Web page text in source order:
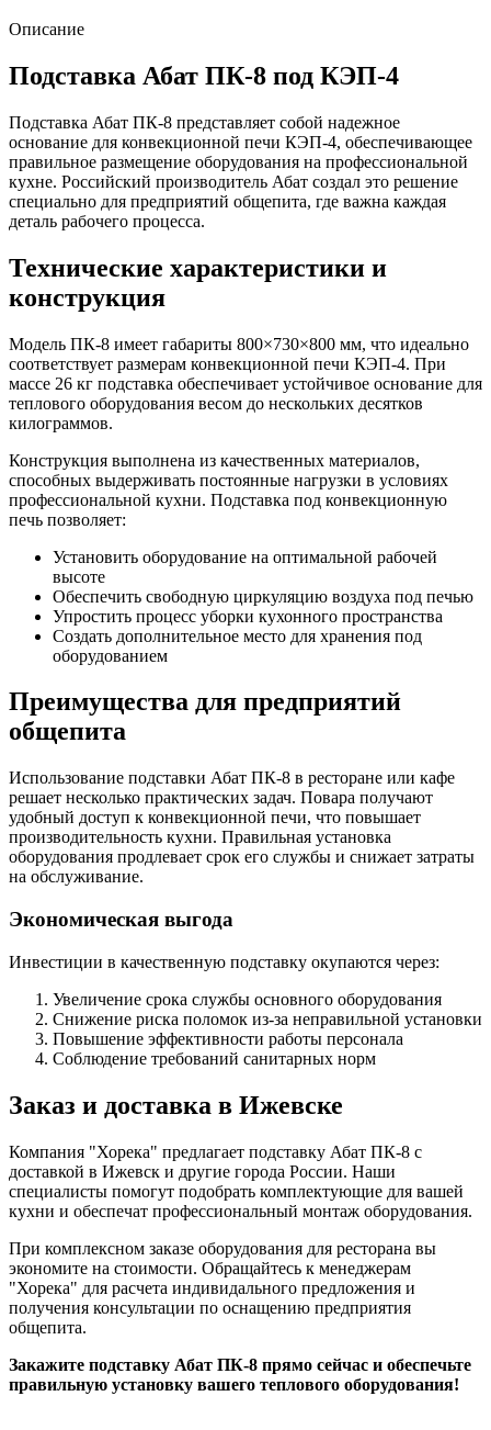
Описание
Подставка Абат ПК-8 под КЭП-4
Подставка Абат ПК-8 представляет собой надежное
основание для конвекционной печи КЭП-4, обеспечивающее
правильное размещение оборудования на профессиональной
кухне. Российский производитель Абат создал это решение
специально для предприятий общепита, где важна каждая
деталь рабочего процесса.
Технические характеристики и
конструкция
Модель ПК-8 имеет габариты 800×730×800 мм, что идеально
соответствует размерам конвекционной печи КЭП-4. При
массе 26 кг подставка обеспечивает устойчивое основание для
теплового оборудования весом до нескольких десятков
килограммов.
Конструкция выполнена из качественных материалов,
способных выдерживать постоянные нагрузки в условиях
профессиональной кухни. Подставка под конвекционную
печь позволяет:
Установить оборудование на оптимальной рабочей
высоте
Обеспечить свободную циркуляцию воздуха под печью
Упростить процесс уборки кухонного пространства
Создать дополнительное место для хранения под
оборудованием
Преимущества для предприятий
общепита
Использование подставки Абат ПК-8 в ресторане или кафе
решает несколько практических задач. Повара получают
удобный доступ к конвекционной печи, что повышает
производительность кухни. Правильная установка
оборудования продлевает срок его службы и снижает затраты
на обслуживание.
Экономическая выгода
Инвестиции в качественную подставку окупаются через:
Увеличение срока службы основного оборудования
Снижение риска поломок из-за неправильной установки
Повышение эффективности работы персонала
Соблюдение требований санитарных норм
Заказ и доставка в Ижевске
Компания "Хорека" предлагает подставку Абат ПК-8 с
доставкой в Ижевск и другие города России. Наши
специалисты помогут подобрать комплектующие для вашей
кухни и обеспечат профессиональный монтаж оборудования.
При комплексном заказе оборудования для ресторана вы
экономите на стоимости. Обращайтесь к менеджерам
"Хорека" для расчета индивидального предложения и
получения консультации по оснащению предприятия
общепита.
Закажите подставку Абат ПК-8 прямо сейчас и обеспечьте
правильную установку вашего теплового оборудования!